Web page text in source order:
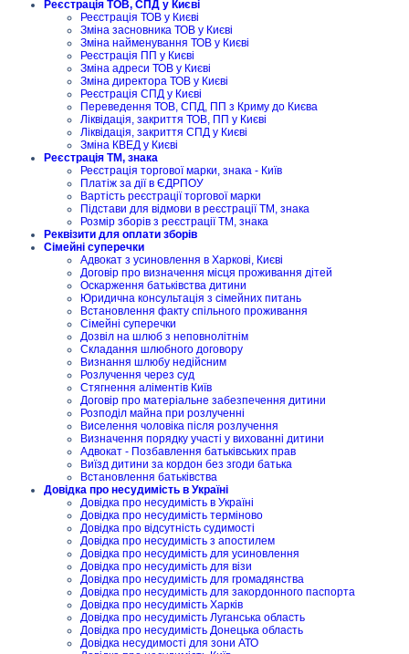
Реєстрація ТОВ, СПД у Києві
Реєстрація ТОВ у Києві
Зміна засновника ТОВ у Києві
Зміна найменування ТОВ у Києві
Реєстрація ПП у Києві
Зміна адреси ТОВ у Києві
Зміна директора ТОВ у Києві
Реєстрація СПД у Києві
Переведення ТОВ, СПД, ПП з Криму до Києва
Ліквідація, закриття ТОВ, ПП у Києві
Ліквідація, закриття СПД у Києві
Зміна КВЕД у Києві
Реєстрація ТМ, знака
Реєстрація торгової марки, знака - Київ
Платіж за дії в ЄДРПОУ
Вартість реєстрації торгової марки
Підстави для відмови в реєстрації ТМ, знака
Розмір зборів з реєстрації ТМ, знака
Реквізити для оплати зборів
Сімейні суперечки
Адвокат з усиновлення в Харкові, Києві
Договір про визначення місця проживання дітей
Оскарження батьківства дитини
Юридична консультація з сімейних питань
Встановлення факту спільного проживання
Сімейні суперечки
Дозвіл на шлюб з неповнолітнім
Складання шлюбного договору
Визнання шлюбу недійсним
Розлучення через суд
Стягнення аліментів Київ
Договір про матеріальне забезпечення дитини
Розподіл майна при розлученні
Виселення чоловіка після розлучення
Визначення порядку участі у вихованні дитини
Адвокат - Позбавлення батьківських прав
Виїзд дитини за кордон без згоди батька
Встановлення батьківства
Довідка про несудимість в Україні
Довідка про несудимість в Україні
Довідка про несудимість терміново
Довідка про відсутність судимості
Довідка про несудимість з апостилем
Довідка про несудимість для усиновлення
Довідка про несудимість для візи
Довідка про несудимість для громадянства
Довідка про несудимість для закордонного паспорта
Довідка про несудимість Харків
Довідка про несудимість Луганська область
Довідка про несудимість Донецька область
Довідка несудимості для зони АТО